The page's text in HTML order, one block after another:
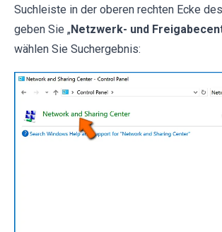
Suchleiste in der oberen rechten Ecke
geben Sie „Netzwerk- und
wählen Sie Suchergebnis: